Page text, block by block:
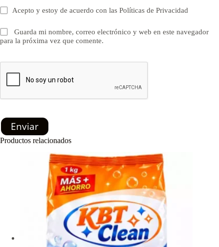
Acepto y estoy de acuerdo con lasPolíticas de Privacidad
Guarda mi nombre, correo electrónico y web en este navegador
para la próxima vez que comente.
Enviar
Productos relacionados